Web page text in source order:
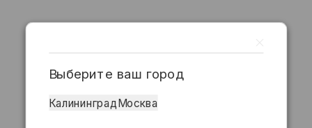
Выберите ваш город
Калининград Москва